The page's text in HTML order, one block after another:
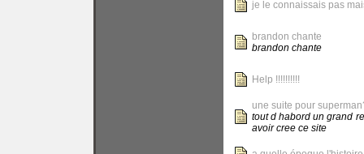
je le connaissais pas
brandon chante
brandon chante
Help !!!!!!!!!!
une suite pour
tout d habord un grand
avoir cree ce site